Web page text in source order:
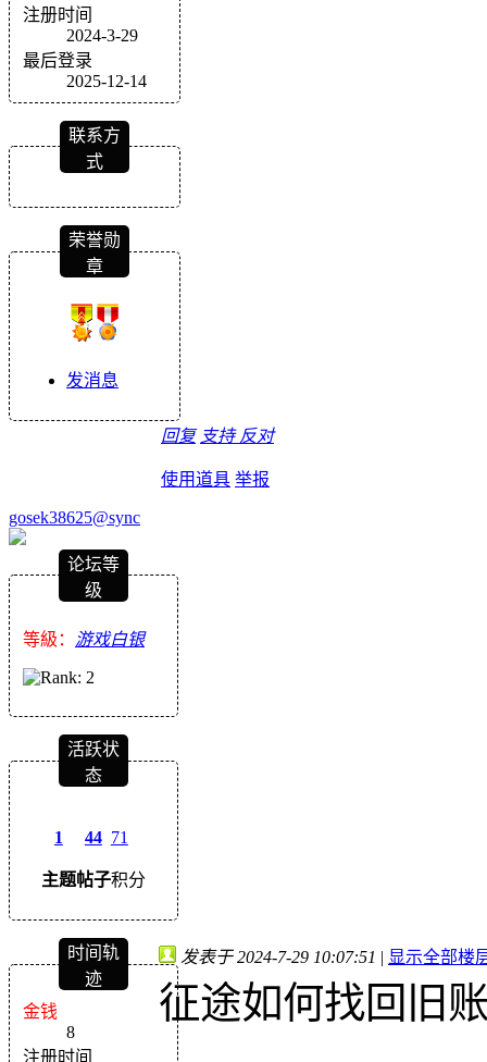
注册时间
2024-3-29
最后登录
2025-12-14
联系方
式
荣誉勋
章
发消息
回复 支持 反对
使用道具 举报
gosek38625@sync
论坛等
级
等級： 游戏白银
活跃状
态
1
主题
44
帖子
71
积分
时间轨
迹
金钱
8
注册时间
发表于 2024-7-29 10:07:51 | 显示全部楼
征途如何找回旧